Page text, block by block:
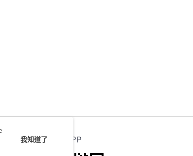
官方APP
我知道了